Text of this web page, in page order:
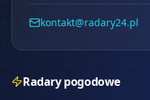
kontakt@radary24.pl
Radary pogodowe